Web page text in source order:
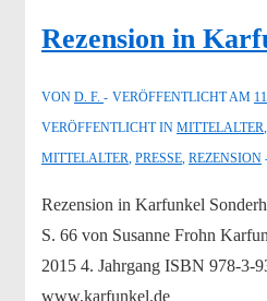
Rezension in
VON D. F. VERÖFFENTLICHT AM
VERÖFFENTLICHT IN MITTELALTER
MITTELALTER PRESSE REZENSION
Rezension in Karfunkel
S. 66 von Susanne Frohn
2015 4. Jahrgang ISBN 978-3-
www.karfunkel.de